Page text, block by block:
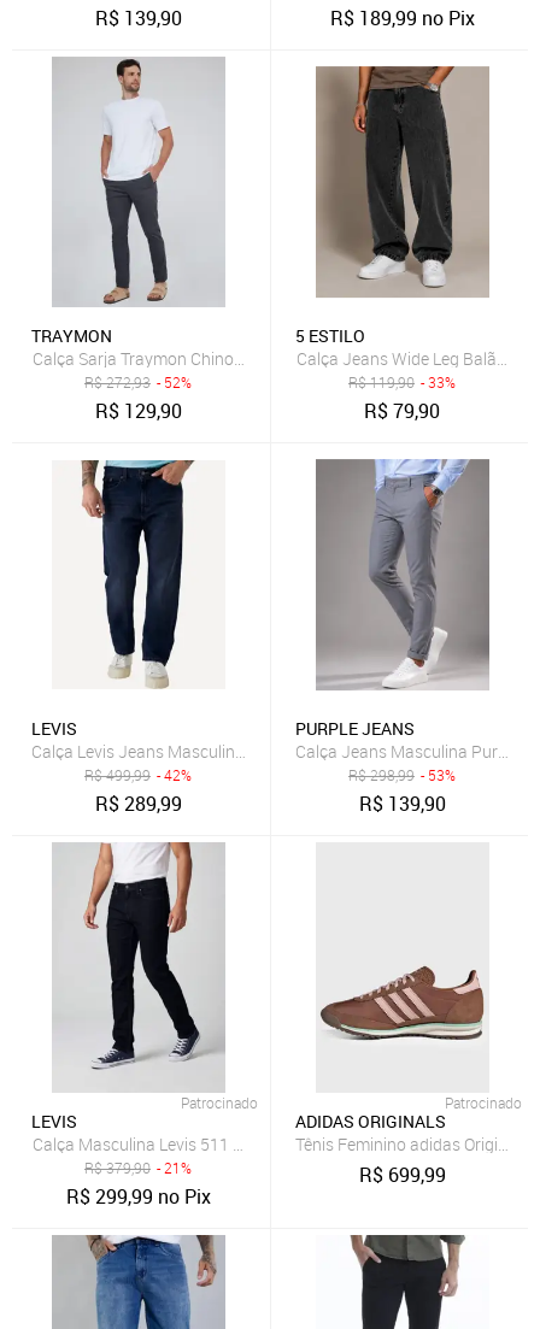
R$ 139,90 R$ 189,99 no Pix
TRAYMON
Calça Sarja Traymon Chino Slim Cimento
R$272,93 - 52%
R$ 129,90
5 ESTILO
Calça Jeans Wide Leg Balão 5
R$119,90 - 33%
R$79,90
LEVIS
Calça Levis Jeans Masculina 505 Regular Escura
R$499,99 - 42%
R$289,99
PURPLE JEANS
Calça Jeans Masculina Purple
R$298,99 - 53%
R$ 139,90
Patrocinado
LEVIS
Calça Masculina Levis 511 Slim Azul
R$379,90 - 21%
R$299,99 no Pix
Patrocinado
ADIDAS ORIGINALS
Tênis Feminino adidas Originals
R$ 699,99